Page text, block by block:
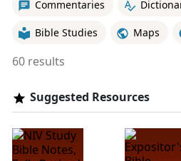
Commentaries
Bible Studies Maps
60 results
Suggested Resources